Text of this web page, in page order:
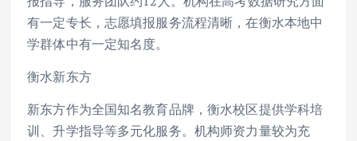
有一定专长，志愿填报服务流程清晰，在衡水本地中
学群体中有一定知名度。
衡水新东方
新东方作为全国知名教育品牌，衡水校区提供学科培
训、升学指导等多元化服务。机构师资力量较为充